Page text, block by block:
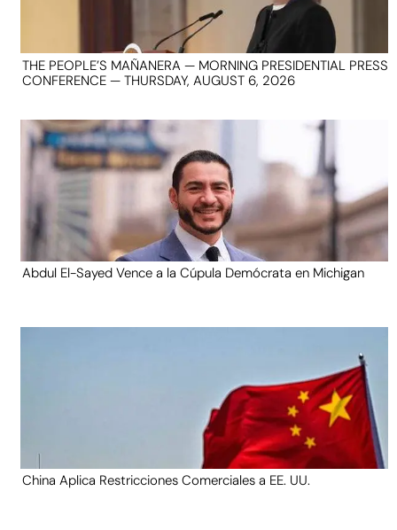
THE PEOPLE’S MAÑANERA — MORNING PRESIDENTIAL PRESS
CONFERENCE — THURSDAY, AUGUST 6, 2026
Abdul El-Sayed Vence a la Cúpula Demócrata en Michigan
China Aplica Restricciones Comerciales a EE. UU.